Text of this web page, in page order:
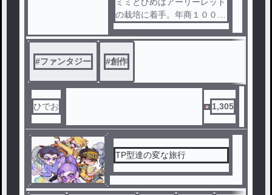
ミミとひめはアーリーレッド
の栽培に着手。年商１０００
０億円の大企業となって。科
学部主将に就任するのだった
。
#ファンタジー #創作
ひでお 1,305
TP型達の変な旅行